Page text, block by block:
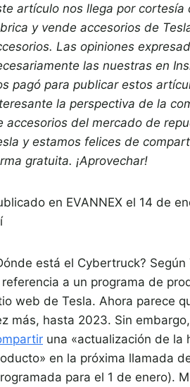
artículo nos llega por cortesía
y vende accesorios de
Las opiniones
las nuestras en
pagó para publicar estos
la perspectiva de la
accesorios del mercado de
y estamos felices de
gratuita. ¡Aprovechar!
en EVANNEX el 14 de
está el Cybertruck?
a un programa de
web de Tesla. Ahora parece
más, hasta 2023. Sin
una «actualización de la
en la próxima llamada
para el 1 de enero).